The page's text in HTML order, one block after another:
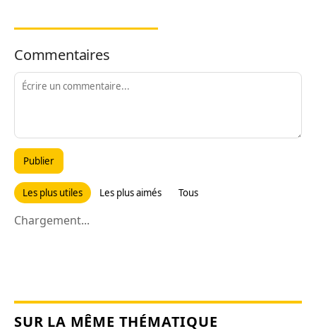
Commentaires
Publier
Les plus utiles Les plus aimés Tous
Chargement...
SUR LA MÊME THÉMATIQUE